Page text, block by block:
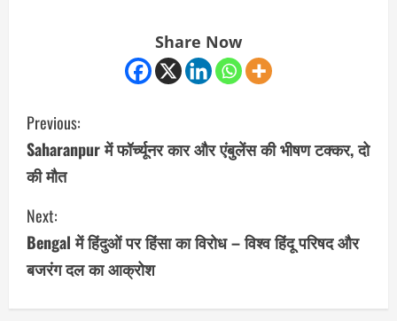
Share Now
C
o
n
t
i
n
Previous:
Saharanpur में फॉर्च्यूनर कार और एंबुलेंस की भीषण टक्कर, दो
की मौत
Next:
Bengal में हिंदुओं पर हिंसा का विरोध – विश्व हिंदू परिषद और
बजरंग दल का आक्रोश